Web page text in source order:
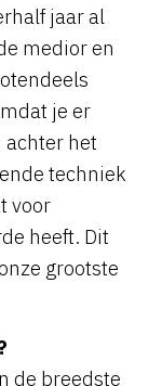
jaar al
medior en
je er
achter het
techniek
voor
heeft. Dit
grootste
de breedste